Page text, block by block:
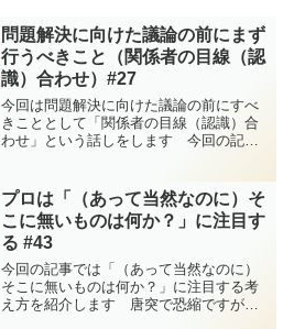
問題解決に向けた議論の前にまず
行うべきこと（関係者の目線（認
識）合わせ）#27
今回は問題解決に向けた議論の前にすべ
きこととして「関係者の目線（認識）合
わせ」という話しをします 今回の記事
いてお話しします。 どんな仕事をして
いても問題が認識されれば...
プロは「（あって当然なのに）そ
こに無いものは何か？」に注目す
る #43
今回の記事では「（あって当然なのに）
そこに無いものは何か？」に注目する考
え方を紹介します 唐突で恐縮ですが、